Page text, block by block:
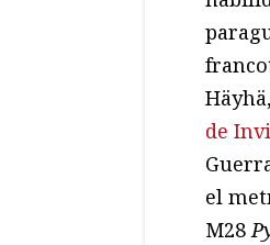
de
el
M28